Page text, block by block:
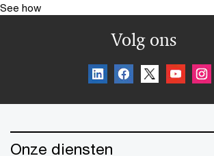
See how
Volg ons
Onze diensten